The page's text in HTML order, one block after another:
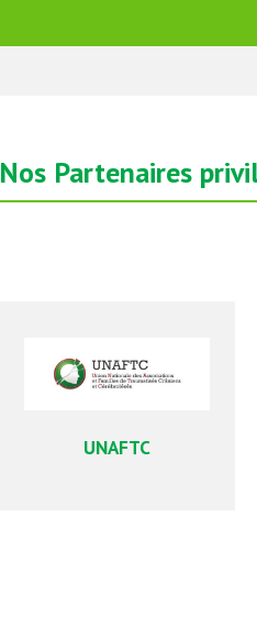
Nos Partenaires
UNAFTC